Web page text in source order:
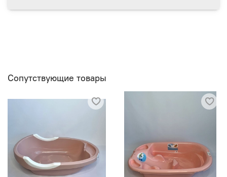
Сопутствующие товары